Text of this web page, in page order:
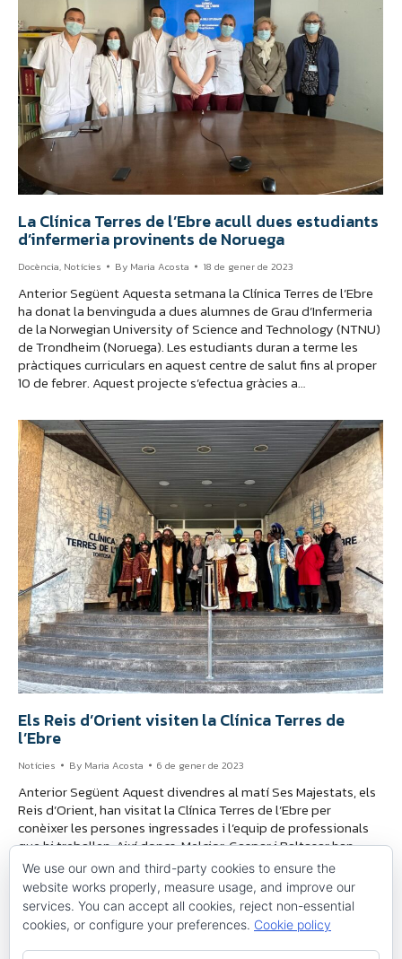
La Clínica Terres de l’Ebre acull dues estudiants
d’infermeria provinents de Noruega
Docència, Notícies By Maria Acosta 18 de gener de 2023
Anterior Següent Aquesta setmana la Clínica Terres de l’Ebre
ha donat la benvinguda a dues alumnes de Grau d’Infermeria
de la Norwegian University of Science and Technology (NTNU)
de Trondheim (Noruega). Les estudiants duran a terme les
pràctiques curriculars en aquest centre de salut fins al proper
10 de febrer. Aquest projecte s’efectua gràcies a…
Els Reis d’Orient visiten la Clínica Terres de
l’Ebre
Notícies By Maria Acosta 6 de gener de 2023
Anterior Següent Aquest divendres al matí Ses Majestats, els
Reis d’Orient, han visitat la Clínica Terres de l’Ebre per
conèixer les persones ingressades i l’equip de professionals
que hi treballen. Així doncs, Melcior, Gaspar i Baltasar han
recorregut les instal·lacions d’aquest centre de salut, de
titularitat municipal, acompanyats dels respectius patges
reials, així com de…
We use our own and third-party cookies to ensure the
website works properly, measure usage, and improve our
services. You can accept all cookies, reject non-essential
cookies, or configure your preferences. Cookie policy